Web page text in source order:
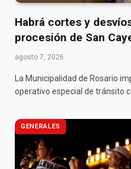
Habrá cortes y
procesión de San
agosto 7, 2026
La Municipalidad de Rosario
operativo especial de tránsito
GENERALES